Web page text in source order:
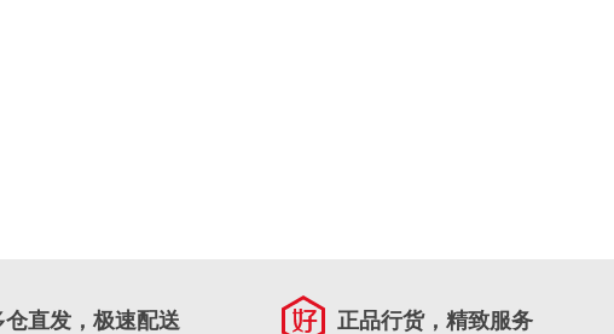
仓直发，极速配送 正品行货，精致服务